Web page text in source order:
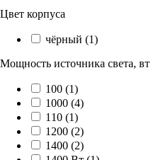
Цвет корпуса
чёрный (1)
Мощность источника света, вт
100 (1)
1000 (4)
110 (1)
1200 (2)
1400 (2)